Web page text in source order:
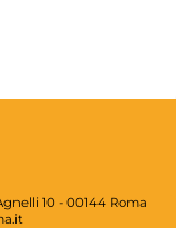
10 - 00144 Roma